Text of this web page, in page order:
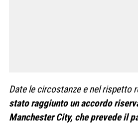
Date le circostanze e nel rispetto
stato raggiunto un accordo
Manchester City, che prevede il